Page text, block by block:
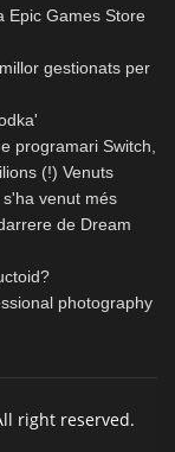
Epic Games Store
gestionats per
programari Switch,
(!) Venuts
venut més
de Dream
photography
right reserved.